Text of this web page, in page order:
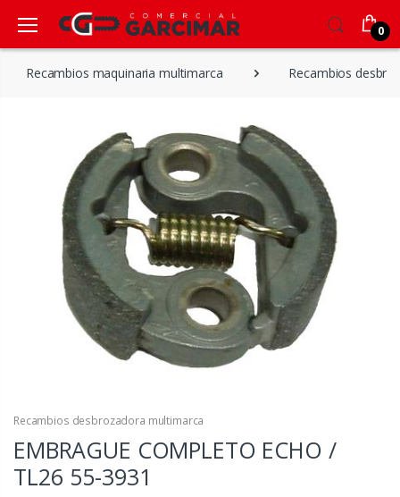
0
Recambios maquinaria multimarca Recambios
Recambios desbrozadora multimarca
EMBRAGUE COMPLETO ECHO /
TL26 55-3931